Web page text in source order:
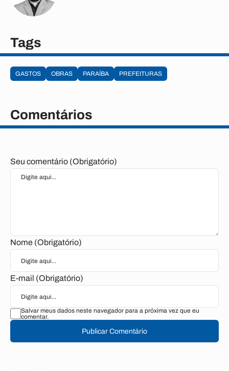
Tags
GASTOS OBRAS PARAÍBA PREFEITURAS
Comentários
Seu comentário (Obrigatório)
Nome (Obrigatório)
E-mail (Obrigatório)
Salvar meus dados neste navegador para a próxima vez que eu
comentar.
Publicar Comentário